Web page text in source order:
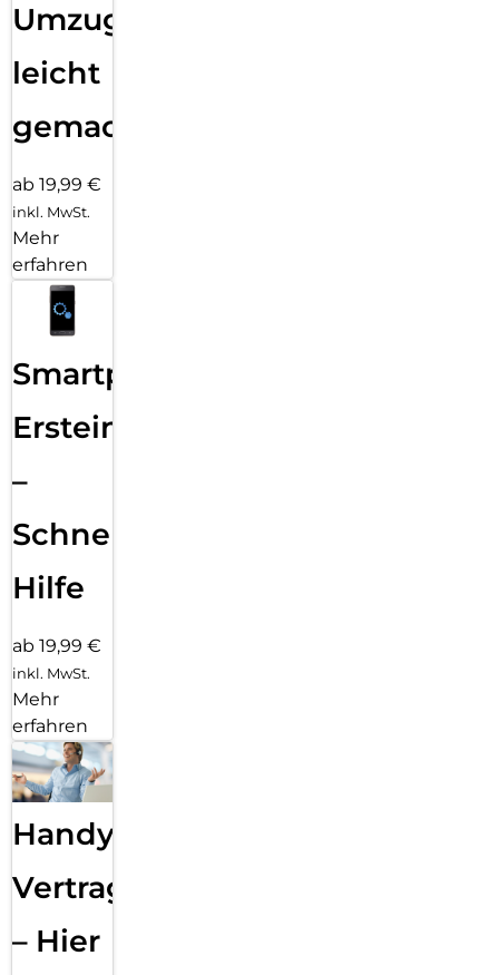
Umzug
leicht
gemacht!
ab 19,99 €
inkl. MwSt.
Mehr
erfahren
Smartphone
Ersteinrichtung
–
Schnelle
Hilfe
ab 19,99 €
inkl. MwSt.
Mehr
erfahren
Handy
Vertragsabwicklung
– Hier